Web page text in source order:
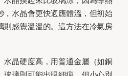
，水晶會更快適應體溫，但初始
則感覺溫溫的。這方法在冷氣房
水晶硬度高，用普通金屬（如銅